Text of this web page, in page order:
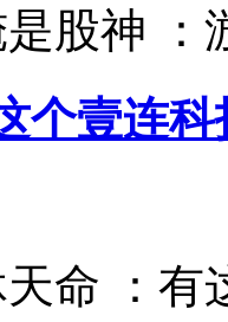
是股神
个壹连科
天命 ：